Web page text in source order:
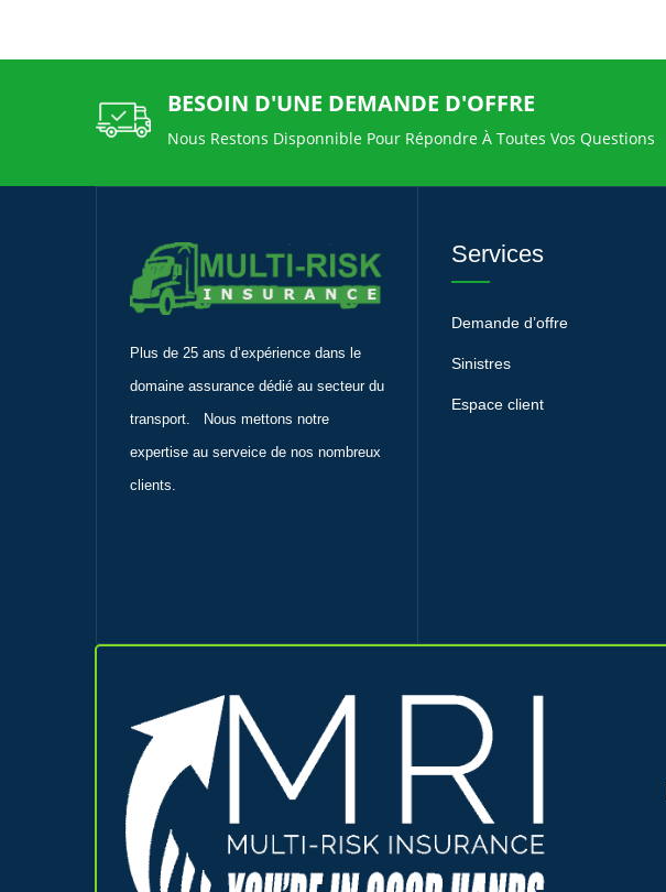
BESOIN D'UNE DEMANDE D'OFFRE
Nous Restons Disponnible Pour Répondre À Toutes Vos Questions
Plus de 25 ans d’expérience dans le
domaine assurance dédié au secteur du
transport. Nous mettons notre
expertise au serveice de nos nombreux
clients.
Services
Demande d’offre
Sinistres
Espace client